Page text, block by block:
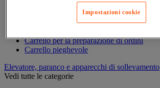
Carrello e cassettiera su ruote
Carrello motorizzato
Carrello per carichi lunghi e voluminosi
Carrello per la preparazione di ordini
Carrello pieghevole
Elevatore, paranco e apparecchi di sollevamento
Vedi tutte le categorie
Impostazioni cookie